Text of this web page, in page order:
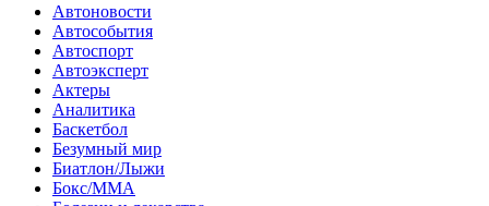
Автоновости
Автособытия
Автоспорт
Автоэксперт
Актеры
Аналитика
Баскетбол
Безумный мир
Биатлон/Лыжи
Бокс/MMA